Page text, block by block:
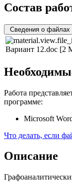
Состав
Сведения о файлах
Вариант 12.doc [2
Работа
программе:
Microsoft
Что делать, если
Описание